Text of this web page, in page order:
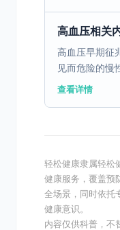
高血压相关
高血压早期征
见而危险的慢
状，但若及时
查看详情
轻松健康隶属轻松
健康服务，覆盖预
全场景，同时依托
健康意识。
内容仅供科普，不